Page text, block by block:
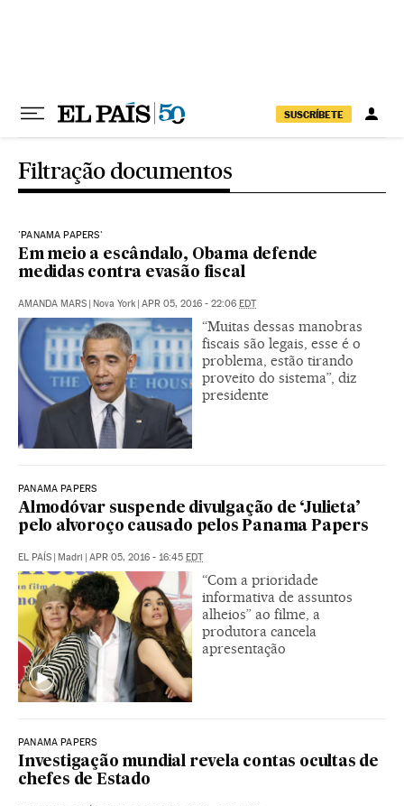
SUSCRÍBETE
Filtração documentos
'PANAMA PAPERS'
Em meio a escândalo, Obama defende
medidas contra evasão fiscal
AMANDA MARS | Nova York | APR 05, 2016 - 22:06 EDT
“Muitas dessas manobras
fiscais são legais, esse é o
problema, estão tirando
proveito do sistema”, diz
presidente
PANAMA PAPERS
Almodóvar suspende divulgação de ‘Julieta’
pelo alvoroço causado pelos Panama Papers
EL PAÍS | Madri | APR 05, 2016 - 16:45 EDT
“Com a prioridade
informativa de assuntos
alheios” ao filme, a
produtora cancela
apresentação
PANAMA PAPERS
Investigação mundial revela contas ocultas de
chefes de Estado